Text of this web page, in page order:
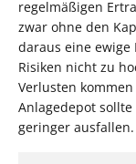
regelmäßigen
zwar ohne den
daraus eine
Risiken nicht zu
Verlusten
Anlagedepot
geringer ausfallen.